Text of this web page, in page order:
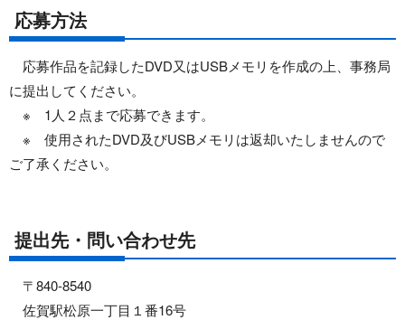
応募方法
応募作品を記録したDVD又はUSBメモリを作成の上、事務局
に提出してください。
※ 1人２点まで応募できます。
※ 使用されたDVD及びUSBメモリは返却いたしませんので
ご了承ください。
提出先・問い合わせ先
〒840‐8540
佐賀駅松原一丁目１番16号